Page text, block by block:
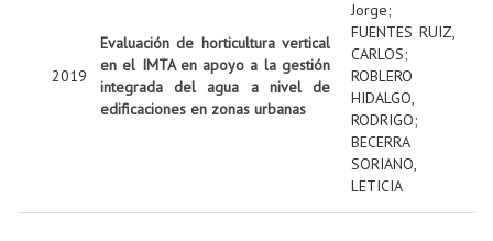
2019
Evaluación de horticultura vertical
en el IMTA en apoyo a la gestión
integrada del agua a nivel de
edificaciones en zonas urbanas
Jorge;
FUENTES RUIZ,
CARLOS;
ROBLERO
HIDALGO,
RODRIGO;
BECERRA
SORIANO,
LETICIA